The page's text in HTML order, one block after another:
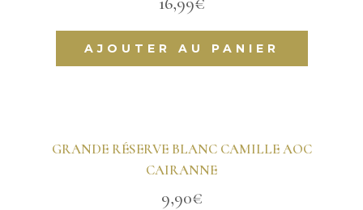
AJOUTER AU PANIER
GRANDE RÉSERVE BLANC CAMILLE AOC
CAIRANNE
9,90€